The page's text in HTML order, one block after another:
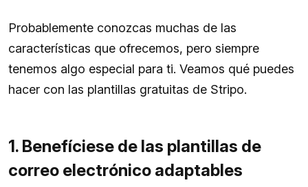
Probablemente conozcas muchas de las
características que ofrecemos, pero siempre
tenemos algo especial para ti. Veamos qué puedes
hacer con las plantillas gratuitas de Stripo.
1. Benefíciese de las plantillas de
correo electrónico adaptables